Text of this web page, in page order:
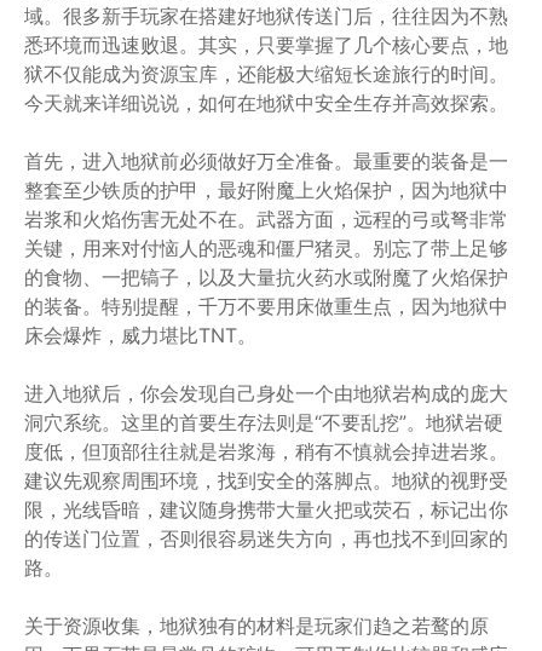
域。很多新手玩家在搭建好地狱传送门后，往往因为不熟
悉环境而迅速败退。其实，只要掌握了几个核心要点，地
狱不仅能成为资源宝库，还能极大缩短长途旅行的时间。
今天就来详细说说，如何在地狱中安全生存并高效探索。
首先，进入地狱前必须做好万全准备。最重要的装备是一
整套至少铁质的护甲，最好附魔上火焰保护，因为地狱中
岩浆和火焰伤害无处不在。武器方面，远程的弓或弩非常
关键，用来对付恼人的恶魂和僵尸猪灵。别忘了带上足够
的食物、一把镐子，以及大量抗火药水或附魔了火焰保护
的装备。特别提醒，千万不要用床做重生点，因为地狱中
床会爆炸，威力堪比TNT。
进入地狱后，你会发现自己身处一个由地狱岩构成的庞大
洞穴系统。这里的首要生存法则是“不要乱挖”。地狱岩硬
度低，但顶部往往就是岩浆海，稍有不慎就会掉进岩浆。
建议先观察周围环境，找到安全的落脚点。地狱的视野受
限，光线昏暗，建议随身携带大量火把或荧石，标记出你
的传送门位置，否则很容易迷失方向，再也找不到回家的
路。
关于资源收集，地狱独有的材料是玩家们趋之若鹜的原